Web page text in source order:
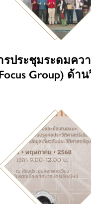
รประชุมระดมคว
Group) ด้า